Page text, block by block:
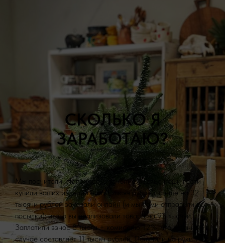
СКОЛЬКО Я
ЗАРАБОТАЮ?
Мы посчитали. Например, в течение месяца наши гости
купили ваших изделий на 60 тысяч рублей, а еще на 32
тысячи рублей заказали онлайн (и мы сами отправили все
посылки); итого вы реализовали товара на 92 тысячи.
Заплатили взнос 8 тысяч + комиссию 12%, что в данном
случае составляет 11 тысяч рублей. Получили на руки 73